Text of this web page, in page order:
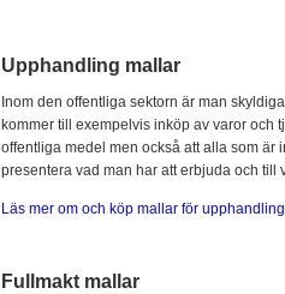
Upphandling mallar
Inom den offentliga sektorn är man
kommer till exempelvis inköp av varor och
offentliga medel men också att alla som är
presentera vad man har att erbjuda och till
Läs mer om och köp mallar för
Fullmakt mallar